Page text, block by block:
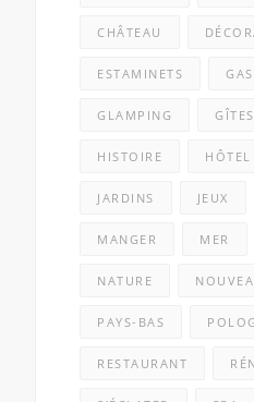
CHÂTEAU
ESTAMINETS
GLAMPING GÎTES
HISTOIRE HÔTEL
JARDINS JEUX
MANGER MER
NATURE
PAYS-BAS
RESTAURANT